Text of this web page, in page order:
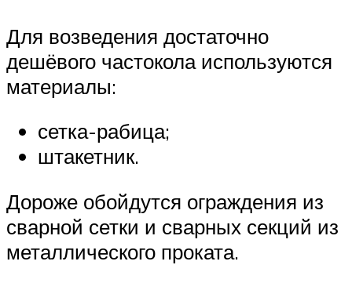
Для возведения достаточно
дешёвого частокола используются
материалы:
сетка-рабица;
штакетник.
Дороже обойдутся ограждения из
сварной сетки и сварных секций из
металлического проката.